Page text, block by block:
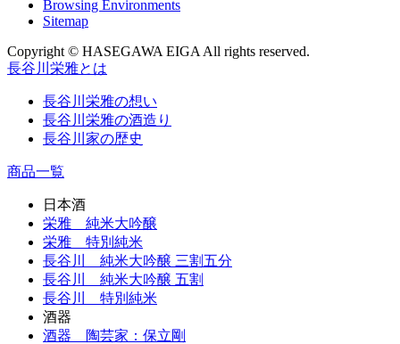
Browsing Environments
Sitemap
Copyright © HASEGAWA EIGA All rights reserved.
長谷川栄雅とは
長谷川栄雅の想い
長谷川栄雅の酒造り
長谷川家の歴史
商品一覧
日本酒
栄雅 純米大吟醸
栄雅 特別純米
長谷川 純米大吟醸 三割五分
長谷川 純米大吟醸 五割
長谷川 特別純米
酒器
酒器 陶芸家：保立剛